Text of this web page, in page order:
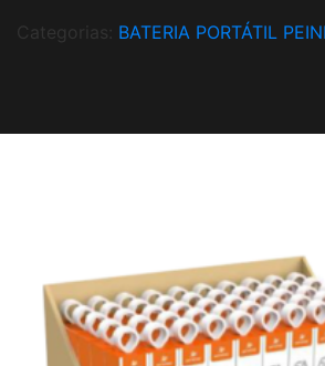
Categorias: BATERIA PORTÁTIL